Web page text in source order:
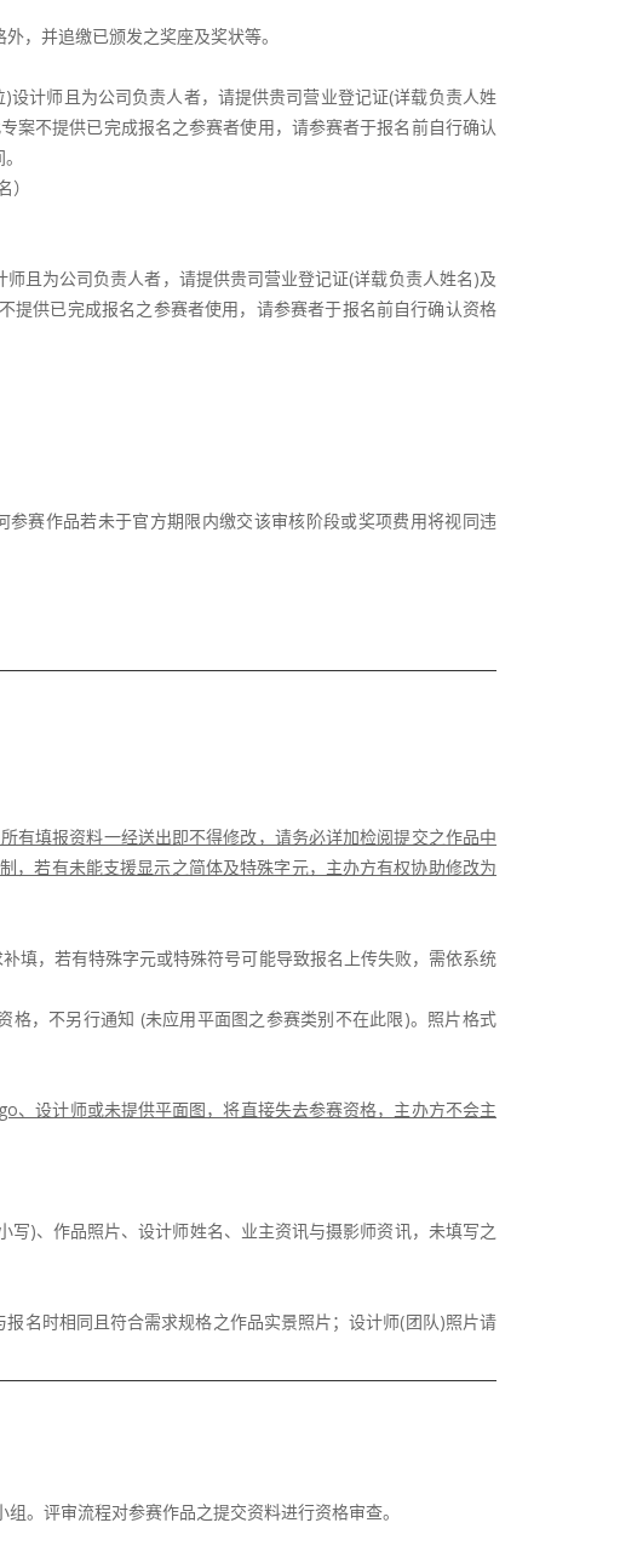
，并追缴已颁发之奖座及奖状等。
计师且为公司负责人者，请提供贵司营业登记证(详载负责人姓
案不提供已完成报名之参赛者使用，请参赛者于报名前自行确认
且为公司负责人者，请提供贵司营业登记证(详载负责人姓名)及
提供已完成报名之参赛者使用，请参赛者于报名前自行确认资格
赛作品若未于官方期限内缴交该审核阶段或奖项费用将视同违
填报资料一经送出即不得修改，请务必详加检阅提交之作品中
，若有未能支援显示之简体及特殊字元，主办方有权协助修改为
填，若有特殊字元或特殊符号可能导致报名上传失败，需依系统
，不另行通知 (未应用平面图之参赛类别不在此限)。照片格式
、设计师或未提供平面图，将直接失去参赛资格，主办方不会主
)、作品照片、设计师姓名、业主资讯与摄影师资讯，未填写之
名时相同且符合需求规格之作品实景照片；设计师(团队)照片请
。评审流程对参赛作品之提交资料进行资格审查。